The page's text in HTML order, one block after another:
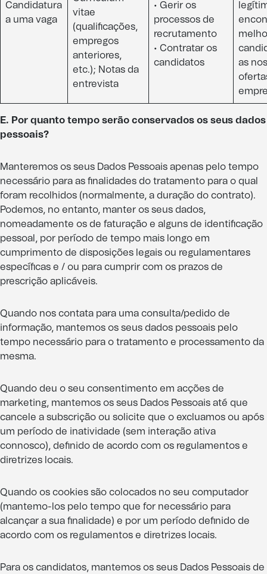
Candidatura
a uma vaga​
vitae
(qualificações,
empregos
anteriores,
etc.); Notas da
entrevista​
• Gerir os
processos de
recrutamento
• Contratar os
candidatos
as
E. Por quanto tempo serão conservados os seus dados
pessoais?
Manteremos os seus Dados Pessoais apenas pelo tempo
necessário para as finalidades do tratamento para o qual
foram recolhidos (normalmente, a duração do contrato).
Podemos, no entanto, manter os seus dados,
nomeadamente os de faturação e alguns de identificação
pessoal, por período de tempo mais longo em
cumprimento de disposições legais ou regulamentares
específicas e / ou para cumprir com os prazos de
prescrição aplicáveis.
Quando nos contata para uma consulta/pedido de
informação, mantemos os seus dados pessoais pelo
tempo necessário para o tratamento e processamento da
mesma.
Quando deu o seu consentimento em acções de
marketing, mantemos os seus Dados Pessoais até que
cancele a subscrição ou solicite que o excluamos ou após
um período de inatividade (sem interação ativa
connosco), definido de acordo com os regulamentos e
diretrizes locais.
Quando os cookies são colocados no seu computador
(mantemo-los pelo tempo que for necessário para
alcançar a sua finalidade) e por um período definido de
acordo com os regulamentos e diretrizes locais.
Para os candidatos, mantemos os seus Dados Pessoais de